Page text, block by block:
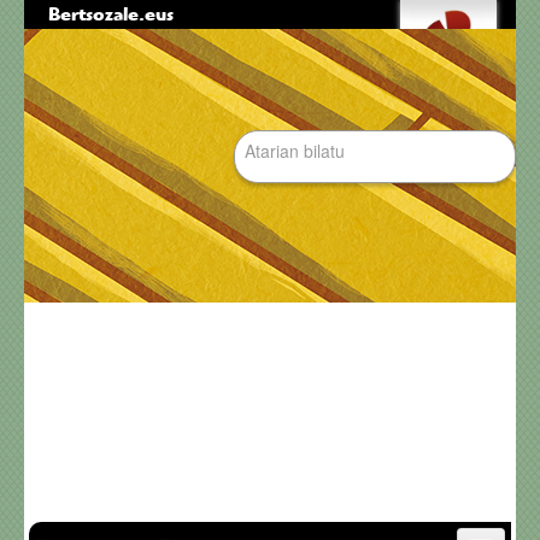
Bertsozale.eus
Edukira
salto
egin
|
Salto
egin
nabigazioara
Tresna
pertsonalak
Bilatu atarian
Bilaketa
aurreratua…
Nabigazioa